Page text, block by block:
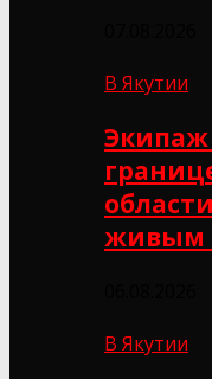
В Якутии
Экипаж
живым
В Якутии